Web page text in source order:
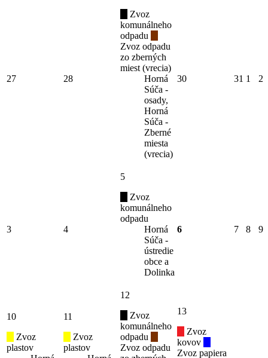
27 28
Zvoz
komunálneho
odpadu
Zvoz odpadu
zo zberných
miest (vrecia)
Horná
Súča -
osady,
Horná
Súča -
Zberné
miesta
(vrecia)
30 31 1 2
3 4
5
Zvoz
komunálneho
odpadu
Horná
Súča -
ústredie
obce a
Dolinka
6 7 8 9
10
Zvoz
plastov
11
Zvoz
plastov
12
Zvoz
komunálneho
odpadu
Zvoz odpadu
13
Zvoz
kovov
Zvoz papiera